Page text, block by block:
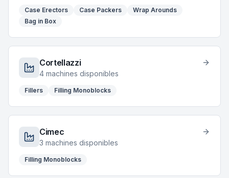
Case Erectors Case Packers
Wrap Arounds
Bag in Box
Cortellazzi
4 machines disponibles
Fillers Filling Monoblocks
Cimec
3 machines disponibles
Filling Monoblocks